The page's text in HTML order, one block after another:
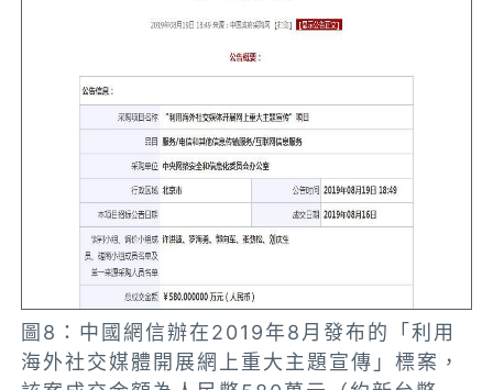
圖8：中國網信辦在2019年8月發布的「利用
海外社交媒體開展網上重大主題宣傳」標案，